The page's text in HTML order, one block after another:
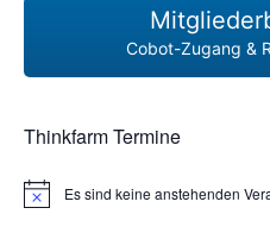
Cobot-Zugang &
Thinkfarm Termine
H
Es sind keine anstehenden